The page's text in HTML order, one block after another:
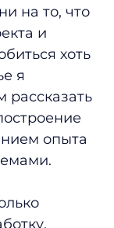
на то, что
и
хоть
я
рассказать
опыта